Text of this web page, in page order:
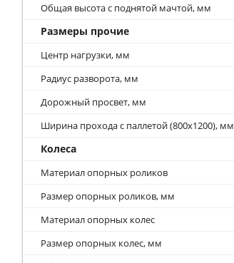
Общая высота с поднятой мачтой, мм
Размеры прочие
Центр нагрузки, мм
Радиус разворота, мм
Дорожный просвет, мм
Ширина прохода с паллетой (800х1200), мм
Колеса
Материал опорных роликов
Размер опорных роликов, мм
Материал опорных колес
Размер опорных колес, мм